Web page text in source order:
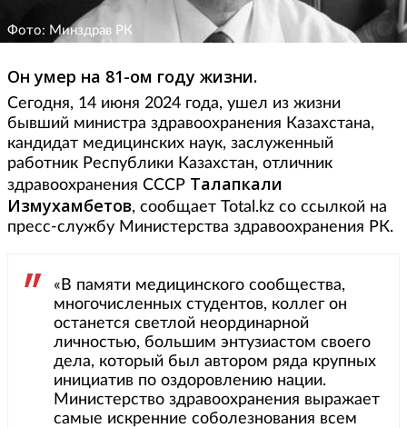
Фото: Минздрав РК
Он умер на 81-ом году жизни.
Сегодня, 14 июня 2024 года, ушел из жизни
бывший министра здравоохранения Казахстана,
кандидат медицинских наук, заслуженный
работник Республики Казахстан, отличник
здравоохранения СССР Талапкали
Измухамбетов, сообщает Total.kz со ссылкой на
пресс-службу Министерства здравоохранения РК.
«В памяти медицинского сообщества,
многочисленных студентов, коллег он
останется светлой неординарной
личностью, большим энтузиастом своего
дела, который был автором ряда крупных
инициатив по оздоровлению нации.
Министерство здравоохранения выражает
самые искренние соболезнования всем